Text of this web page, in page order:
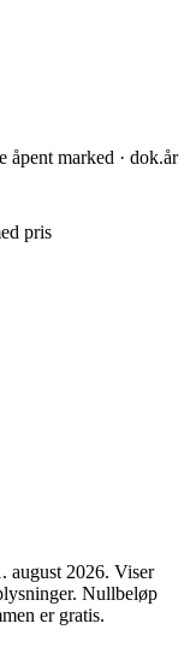
åpent marked · dok.år
pris
august 2026. Viser
Nullbeløp
er gratis.